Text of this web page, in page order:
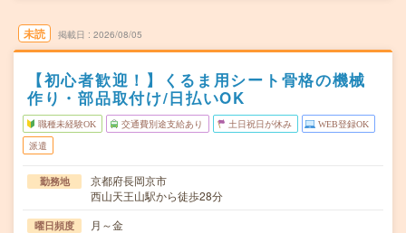
未読 掲載日 2026/08/05
【初心者歓迎！】くるま用シート骨格の機械
作り・部品取付け/日払いOK
職種未経験OK 交通費別途支給あり 土日祝日が休み WEB登録OK
派遣
勤務地
京都府長岡京市
西山天王山駅から徒歩28分
曜日頻度 月～金